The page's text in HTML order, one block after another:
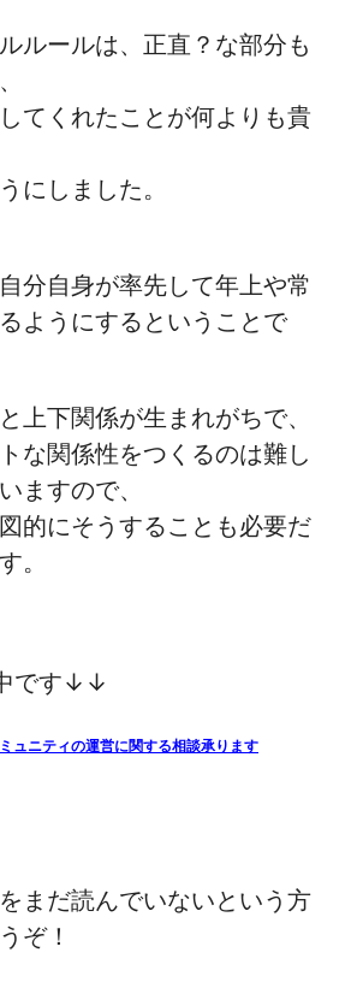
ルールは、正直？な部分も
てくれたことが何よりも貴
にしました。
分自身が率先して年上や常
ようにするということで
上下関係が生まれがちで、
な関係性をつくるのは難し
ますので、
的にそうすることも必要だ
。
です↓↓
ュニティの運営に関する相談承ります
まだ読んでいないという方
ぞ！